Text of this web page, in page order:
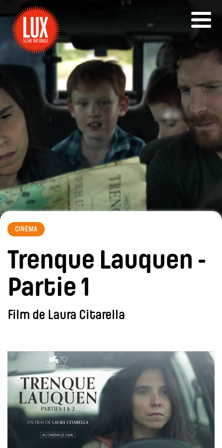
CINÉMA
Trenque Lauquen -
Partie 1
Film de Laura Citarella